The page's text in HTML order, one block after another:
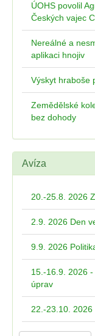
ÚOHS povolil
Českých vajec
Nereálné a
aplikaci hnojiv
Výskyt hraboše
Zemědělské
bez dohody
Avíza
20.-25.8. 2026
2.9. 2026 Den
9.9. 2026
15.-16.9. 2026
úprav
22.-23.10.